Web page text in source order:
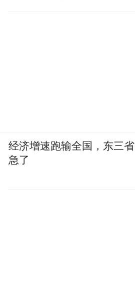
经济增速跑输全国，东三省
急了